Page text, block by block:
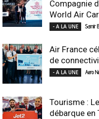
Compagnie
World Air
- A LA UNE Samir
Air France
de
- A LA UNE Aero
Tourisme :
débarque en